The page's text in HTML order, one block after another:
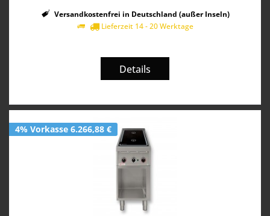
Versandkostenfrei in Deutschland (außer Inseln)
Lieferzeit 14 - 20 Werktage
Details
4% Vorkasse 6.266,88 €